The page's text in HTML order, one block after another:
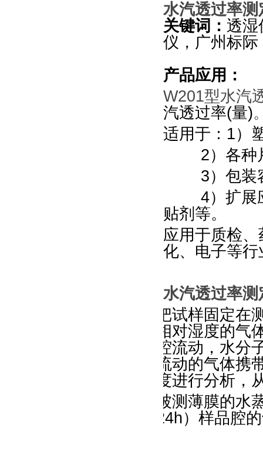
水汽透过率
关键词： 透湿
仪，广州标际
产品应用：
W201型水汽
汽透过率(量)
适用于：1）
2）各
3）包
4）扩
贴剂等。
应用于质检
化、电子等行
水汽透过率
把试样固定在
相对湿度的气
腔流动，水分
流动的气体携
度进行分析，
被测薄膜的水
24h）样品腔